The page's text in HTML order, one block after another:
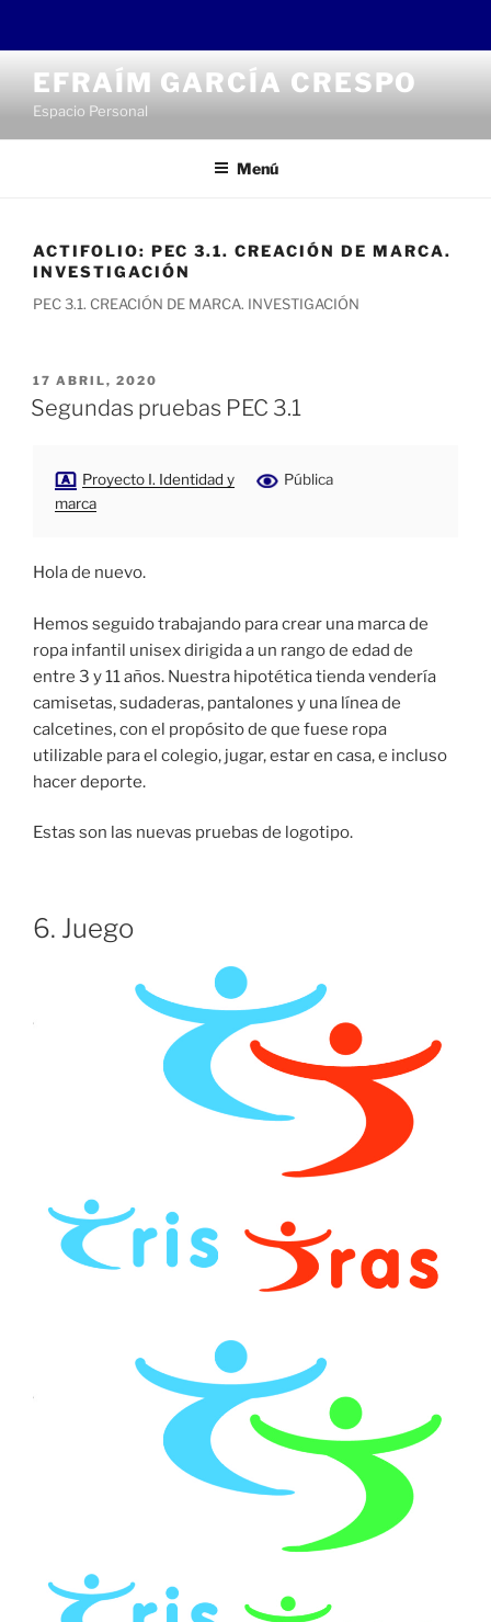
contenido
EFRAÍM GARCÍA CRESPO
Espacio Personal
Menú
ACTIFOLIO: PEC 3.1. CREACIÓN DE MARCA.
INVESTIGACIÓN
PEC 3.1. CREACIÓN DE MARCA. INVESTIGACIÓN
PUBLICADO
EL
17 ABRIL, 2020
Segundas pruebas PEC 3.1
Proyecto I. Identidad y
marca
Pública
Hola de nuevo.
Hemos seguido trabajando para crear una marca de
ropa infantil unisex dirigida a un rango de edad de
entre 3 y 11 años. Nuestra hipotética tienda vendería
camisetas, sudaderas, pantalones y una línea de
calcetines, con el propósito de que fuese ropa
utilizable para el colegio, jugar, estar en casa, e incluso
hacer deporte.
Estas son las nuevas pruebas de logotipo.
6. Juego